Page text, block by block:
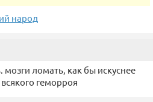
народ
мозги ломать, как бы искуснее
геморроя